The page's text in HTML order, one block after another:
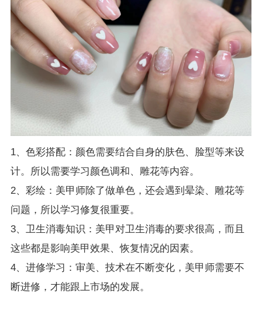
1、色彩搭配：颜色需要结合自身的肤色、脸型等来设
计。所以需要学习颜色调和、雕花等内容。
2、彩绘：美甲师除了做单色，还会遇到晕染、雕花等
问题，所以学习修复很重要。
3、卫生消毒知识：美甲对卫生消毒的要求很高，而且
这些都是影响美甲效果、恢复情况的因素。
4、进修学习：审美、技术在不断变化，美甲师需要不
断进修，才能跟上市场的发展。